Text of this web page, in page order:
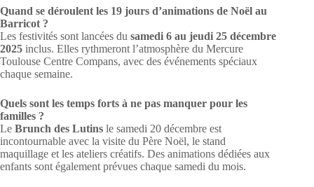
Quand se déroulent les 19 jours d’animations de Noël au
Barricot ?
Les festivités sont lancées du samedi 6 au jeudi 25 décembre
2025 inclus. Elles rythmeront l’atmosphère du Mercure
Toulouse Centre Compans, avec des événements spéciaux
chaque semaine.
Quels sont les temps forts à ne pas manquer pour les
familles ?
Le Brunch des Lutins le samedi 20 décembre est
incontournable avec la visite du Père Noël, le stand
maquillage et les ateliers créatifs. Des animations dédiées aux
enfants sont également prévues chaque samedi du mois.